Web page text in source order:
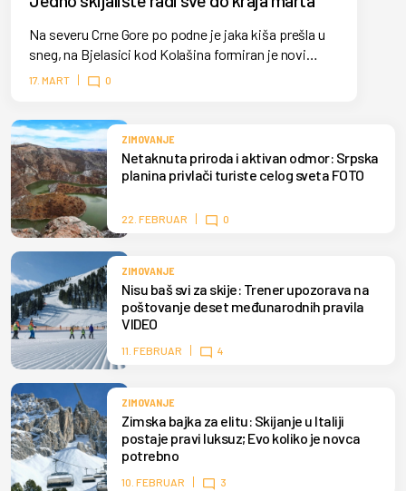
Na severu Crne Gore po podne je jaka kiša prešla u
sneg, na Bjelasici kod Kolašina formiran je novi
snežni pokrivač. Skijaši mogu duže da uživaju u
17. MART 0
ZIMOVANJE
Netaknuta priroda i aktivan odmor: Srpska
planina privlači turiste celog sveta FOTO
22. FEBRUAR 0
ZIMOVANJE
Nisu baš svi za skije: Trener upozorava na
poštovanje deset međunarodnih pravila
VIDEO
11. FEBRUAR 4
ZIMOVANJE
Zimska bajka za elitu: Skijanje u Italiji
postaje pravi luksuz; Evo koliko je novca
potrebno
10. FEBRUAR 3